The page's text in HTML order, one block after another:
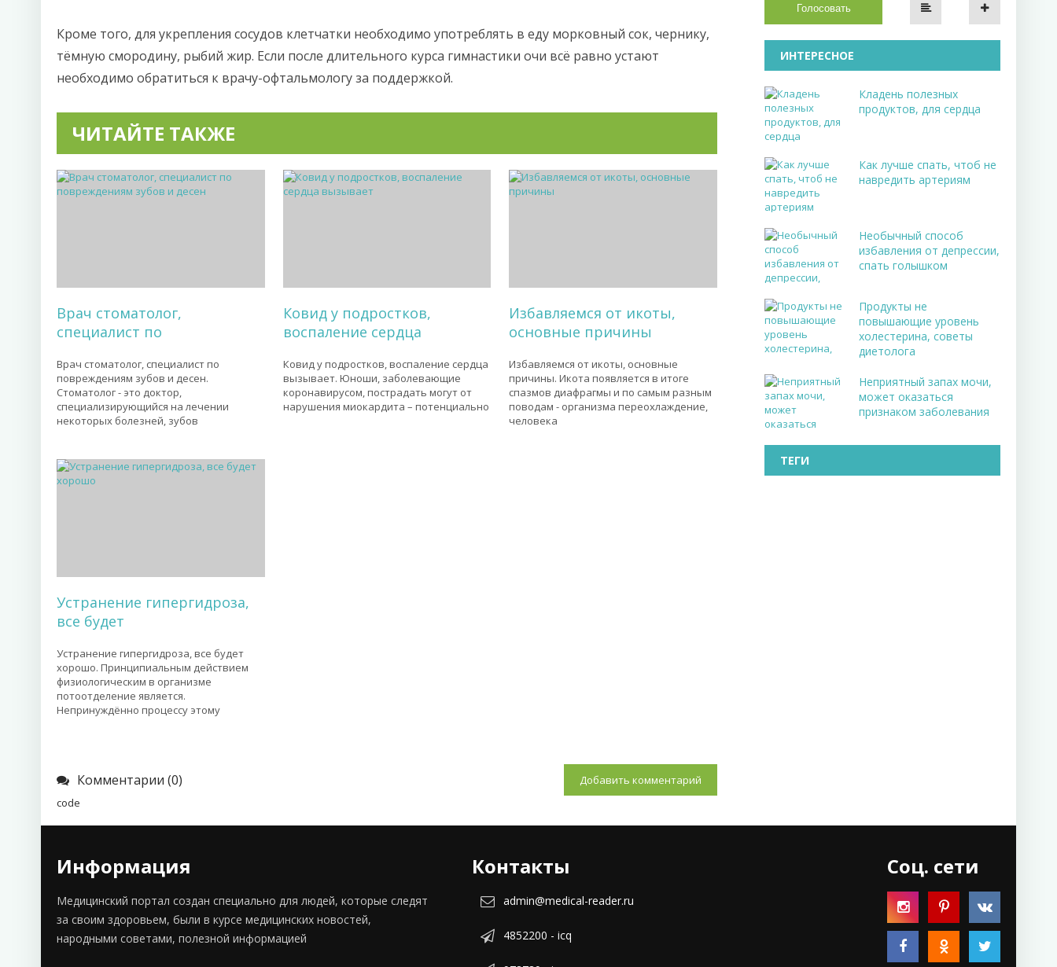
Кроме того, для укрепления сосудов клетчатки необходимо употреблять в еду морковный сок, чернику,
тёмную смородину, рыбий жир. Если после длительного курса гимнастики очи всё равно устают
необходимо обратиться к врачу-офтальмологу за поддержкой.
ЧИТАЙТЕ ТАКЖЕ
Врач стоматолог,
специалист по
Врач стоматолог, специалист по
повреждениям зубов и десен.
Стоматолог - это доктор,
специализирующийся на лечении
некоторых болезней, зубов
Ковид у подростков,
воспаление сердца
Ковид у подростков, воспаление сердца
вызывает. Юноши, заболевающие
коронавирусом, пострадать могут от
нарушения миокардита – потенциально
Избавляемся от икоты,
основные причины
Избавляемся от икоты, основные
причины. Икота появляется в итоге
спазмов диафрагмы и по самым разным
поводам - организма переохлаждение,
человека
Устранение гипергидроза,
все будет
Устранение гипергидроза, все будет
хорошо. Принципиальным действием
физиологическим в организме
потоотделение является.
Непринуждённо процессу этому
Комментарии (0) Добавить комментарий
Голосовать
ИНТЕРЕСНОЕ
Кладень полезных
продуктов, для сердца
Как лучше спать, чтоб не
навредить артериям
Необычный способ
избавления от депрессии,
спать голышком
Продукты не
повышающие уровень
холестерина, советы
диетолога
Неприятный запах мочи,
может оказаться
признаком заболевания
ТЕГИ
code
Информация
Медицинский портал создан специально для людей, которые следят
за своим здоровьем, были в курсе медицинских новостей,
народными советами, полезной информацией
Контакты
admin@medical-reader.ru
4852200 - icq
Соц. сети